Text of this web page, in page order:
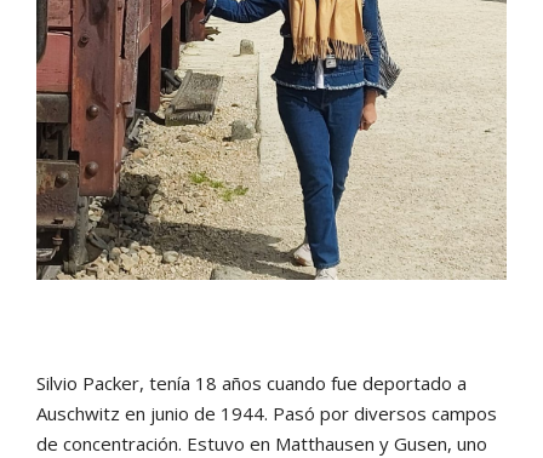
Silvio Packer, tenía 18 años cuando fue deportado a
Auschwitz en junio de 1944. Pasó por diversos campos
de concentración. Estuvo en Matthausen y Gusen, uno